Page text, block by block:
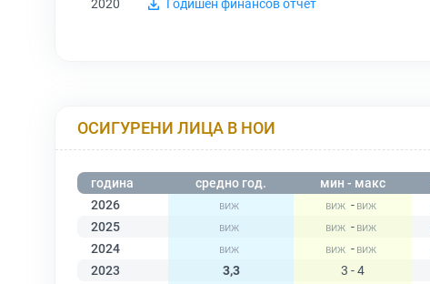
2020
Годишен финансов отчет
ОСИГУРЕНИ ЛИЦА В НОИ
година средно год. мин - макс
2026
-
2025
-
2024
-
2023
3,3 3 - 4